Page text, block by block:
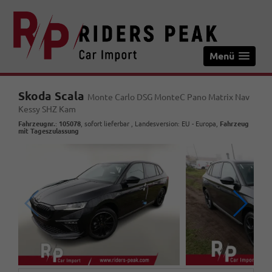
Menü
Skoda Scala Monte Carlo DSG MonteC Pano Matrix Nav
Kessy SHZ Kam
Fahrzeugnr.: 105078 sofort lieferbar , Landesversion: EU - Europa, Fahrzeug
mit Tageszulassung